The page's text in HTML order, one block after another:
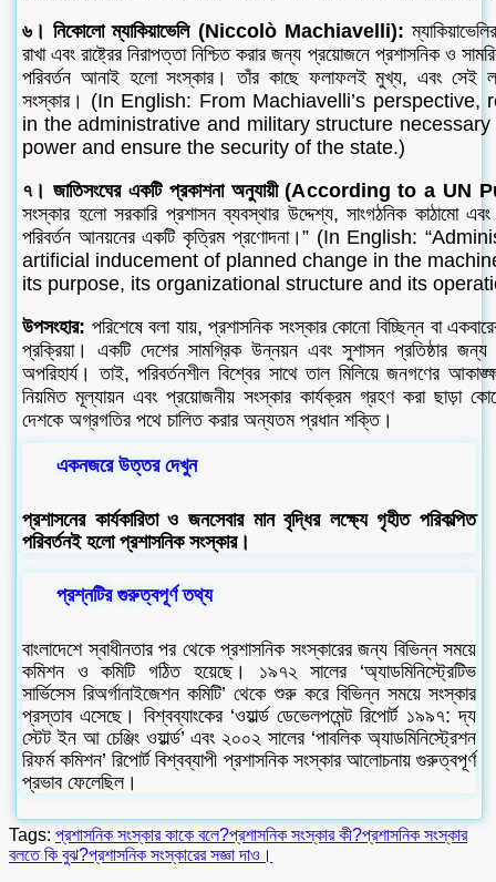
৬। নিকোলো ম্যাকিয়াভেলি (Niccolò Machiavelli):
রাখা এবং রাষ্ট্রের নিরাপত্তা নিশ্চিত করার জন্য প্রয়োজনে প্রশাসনিক ও
পরিবর্তন আনাই হলো সংস্কার। তাঁর কাছে ফলাফলই মুখ্য, এবং সেই
সংস্কার। (In English: From Machiavelli’s
in the administrative and military structure
power and ensure the security of the state.)
৭। জাতিসংঘের একটি প্রকাশনা অনুযায়ী (According to a
সংস্কার হলো সরকারি প্রশাসন ব্যবস্থার উদ্দেশ্য, সাংগঠনিক কাঠামো এবং
পরিবর্তন আনয়নের একটি কৃত্রিম প্রণোদনা।” (In English:
artificial inducement of planned change in the
its purpose, its organizational structure and its
উপসংহার: পরিশেষে বলা যায়, প্রশাসনিক সংস্কার কোনো বিচ্ছিন্ন বা
প্রক্রিয়া। একটি দেশের সামগ্রিক উন্নয়ন এবং সুশাসন প্রতিষ্ঠার
অপরিহার্য। তাই, পরিবর্তনশীল বিশ্বের সাথে তাল মিলিয়ে জনগণের
নিয়মিত মূল্যায়ন এবং প্রয়োজনীয় সংস্কার কার্যক্রম গ্রহণ করা ছাড়া
দেশকে অগ্রগতির পথে চালিত করার অন্যতম প্রধান শক্তি।
একনজরে উত্তর দেখুন
প্রশাসনের কার্যকারিতা ও জনসেবার মান বৃদ্ধির লক্ষ্যে গৃহীত পরিকল্পিত
পরিবর্তনই হলো প্রশাসনিক সংস্কার।
প্রশ্নটির গুরুত্বপূর্ণ তথ্য
বাংলাদেশে স্বাধীনতার পর থেকে প্রশাসনিক সংস্কারের জন্য বিভিন্ন সময়ে
কমিশন ও কমিটি গঠিত হয়েছে। ১৯৭২ সালের ‘অ্যাডমিনিস্ট্রেটিভ
সার্ভিসেস রিঅর্গানাইজেশন কমিটি’ থেকে শুরু করে বিভিন্ন সময়ে সংস্কার
প্রস্তাব এসেছে। বিশ্বব্যাংকের ‘ওয়ার্ল্ড ডেভেলপমেন্ট রিপোর্ট ১৯৯৭: দ্য
স্টেট ইন আ চেঞ্জিং ওয়ার্ল্ড’ এবং ২০০২ সালের ‘পাবলিক অ্যাডমিনিস্ট্রেশন
রিফর্ম কমিশন’ রিপোর্ট বিশ্বব্যাপী প্রশাসনিক সংস্কার আলোচনায় গুরুত্বপূর্ণ
প্রভাব ফেলেছিল।
Tags: প্রশাসনিক সংস্কার কাকে বলে?প্রশাসনিক সংস্কার কী?প্রশাসনিক সংস্কার
বলতে কি বুঝ?প্রশাসনিক সংস্কারের সজ্ঞা দাও।